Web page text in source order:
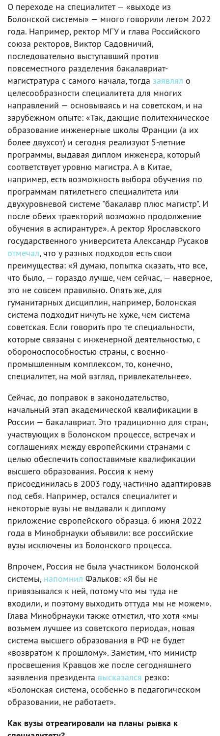
О переходе на специалитет — «выходе из
Болонской системы» — много говорили летом 2022
года. Например, ректор МГУ и глава Российского
союза ректоров, Виктор Садовничий,
последовательно выступавший против
повсеместного разделения бакалавриат-
магистратура с самого начала, тогда заявлял о
целесообразности специалитета для многих
направлений — основываясь и на советском, и на
зарубежном опыте: «Так, дающие политехническое
образование инженерные школы Франции (а их
более двухсот) и сегодня реализуют 5-летние
программы, выдавая диплом инженера, который
соответствует уровню магистра. А в Китае,
например, есть возможность выбора обучения по
программам пятилетнего специалитета или
двухуровневой системе "бакалавр плюс магистр". И
после обеих траекторий возможно продолжение
обучения в аспирантуре». А ректор Ярославского
государственного университета Александр Русаков
отмечал, что у разных подходов есть свои
преимущества: «Я думаю, попытка сказать, что все,
что было, — гораздо лучше, чем сейчас, — наверное,
это не совсем правильно. Опять же, для
гуманитарных дисциплин, например, Болонская
система подходит ничуть не хуже, чем система
советская. Если говорить про те специальности,
которые связаны с инженерной деятельностью, с
обороноспособностью страны, с военно-
промышленным комплексом, то, конечно,
специалитет, на мой взгляд, привлекательнее».
Сейчас, до поправок в законодательство,
начальный этап академической квалификации в
России — бакалавриат. Это традиционно для стран,
участвующих в Болонском процессе, встречах и
соглашениях между европейскими странами с
целью обеспечить сопоставимые квалификации
высшего образования. Россия к нему
присоединилась в 2003 году, частично адаптировав
под себя. Например, остался специалитет и
некоторые вузы не выдавали к диплому
приложение европейского образца. 6 июня 2022
года в Минобрнауки объявили: все российские
вузы исключены из Болонского процесса.
Впрочем, Россия не была участником Болонской
системы, напомнил Фальков: «Я бы не
привязывался к ней, потому что мы туда не
входили, и поэтому выходить оттуда мы не можем».
Глава Минобрнауки также отметил, что хотя «мы
возьмем лучшее из советского периода», новая
система высшего образования в РФ не будет
«возвратом к прошлому». Заметим, что министр
просвещения Кравцов же после сегодняшнего
заявления президента высказался резко:
«Болонская система, особенно в педагогическом
образовании, не работает».
Как вузы отреагировали на планы рывка к